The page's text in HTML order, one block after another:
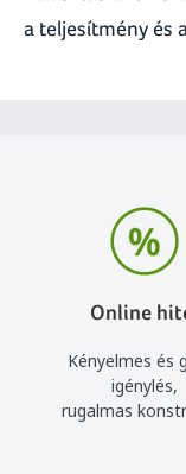
a teljesítmény és
Online
Kényelmes és
igénylés,
rugalmas